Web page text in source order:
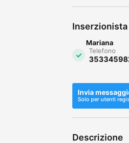
Inserzionista
Mariana
Telefono
Invia
Solo per utenti
Descrizione